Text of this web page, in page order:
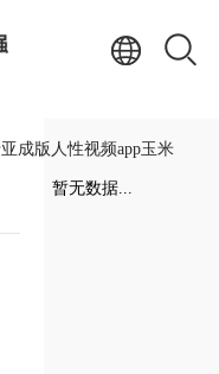
成版人性视频app玉米
暂无数据...